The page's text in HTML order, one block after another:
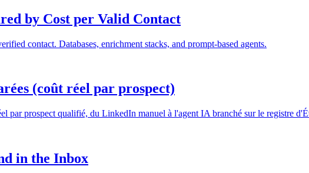
by Cost per Valid Contact
contact. Databases, enrichment stacks, and prompt-based agents.
(coût réel par prospect)
par prospect qualifié, du LinkedIn manuel à l'agent IA branché sur le registre
in the Inbox